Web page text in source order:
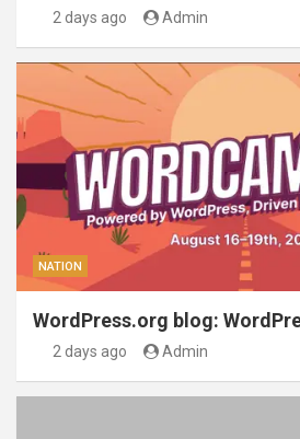
2 days ago Admin
NATION
WordPress.org blog:
2 days ago Admin